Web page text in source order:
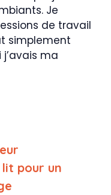
Je
de travail
simplement
ma
pour un